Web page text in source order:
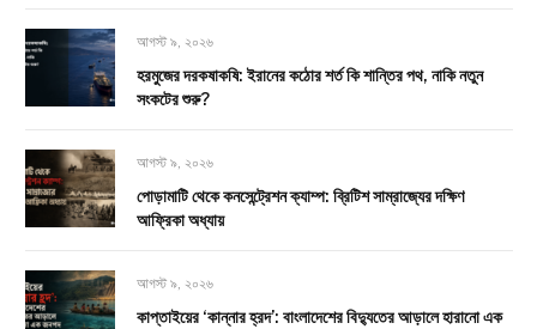
আগস্ট ৯, ২০২৬
হরমুজের দরকষাকষি: ইরানের কঠোর শর্ত কি শান্তির পথ, নাকি নতুন
সংকটের শুরু?
আগস্ট ৯, ২০২৬
পোড়ামাটি থেকে কনসেন্ট্রেশন ক্যাম্প: ব্রিটিশ সাম্রাজ্যের দক্ষিণ
আফ্রিকা অধ্যায়
আগস্ট ৯, ২০২৬
কাপ্তাইয়ের ‘কান্নার হ্রদ’: বাংলাদেশের বিদ্যুতের আড়ালে হারানো এক